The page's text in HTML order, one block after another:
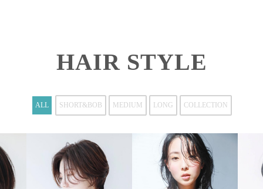
HAIR STYLE
ALL SHORT&BOB MEDIUM LONG COLLECTION